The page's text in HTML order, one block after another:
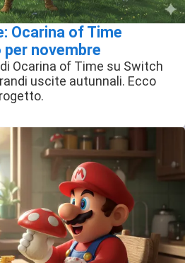
Ocarina of Time
novembre
Ocarina of Time su Switch
uscite autunnali. Ecco